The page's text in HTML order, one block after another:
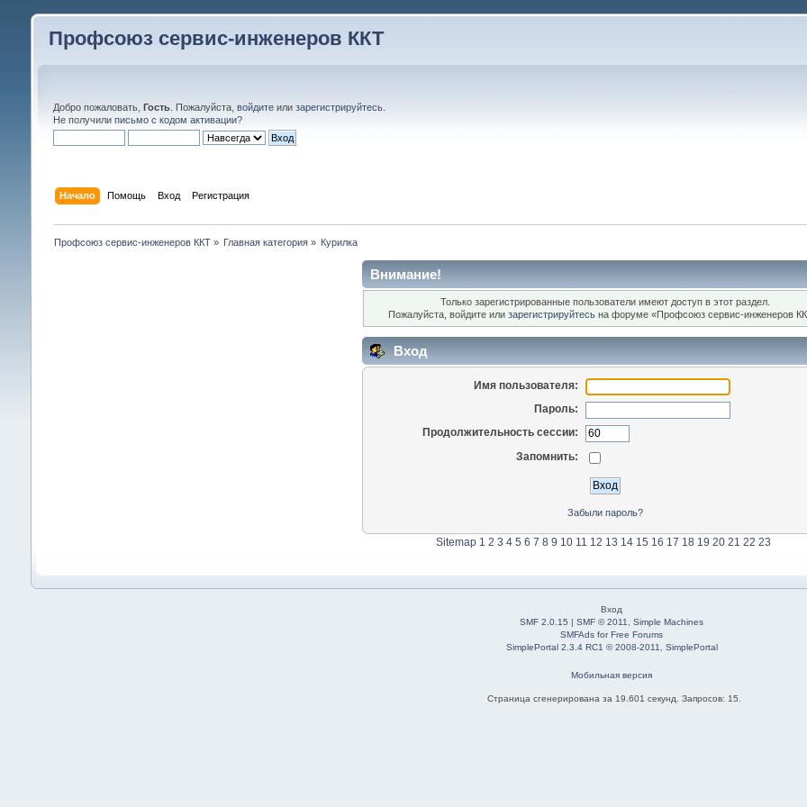
Профсоюз сервис-инженеров ККТ
Добро пожаловать, Гость. Пожалуйста, войдитеили зарегистрируйтесь.
Не получили письмо с кодом активации?
Начало Помощь Вход Регистрация
Профсоюз сервис-инженеров ККТ» Главная категория » Курилка
Внимание!
Только зарегистрированные пользователи имеют доступ в этот раздел.
Пожалуйста, войдите илизарегистрируйтесь на форуме «Профсоюз сервис-инженеров
Вход
Имя пользователя:
Пароль:
Продолжительность сессии:
Запомнить:
Забыли пароль?
Sitemap 1 2 3 4 5 6 7 8 9 10 11 12 13 14 15 16 17 18 19 20 21 22 23
Вход
SMF 2.0.15 |SMF © 2011 ,Simple Machines
SMFAds forFree Forums
SimplePortal 2.3.4 RC1 © 2008-2011, SimplePortal
Мобильная версия
Страница сгенерирована за 19.601 секунд. Запросов: 15.